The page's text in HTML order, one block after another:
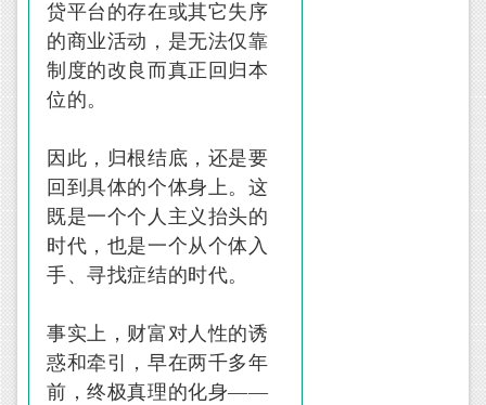
贷平台的存在或其它失序
的商业活动，是无法仅靠
制度的改良而真正回归本
位的。
因此，归根结底，还是要
回到具体的个体身上。这
既是一个个人主义抬头的
时代，也是一个从个体入
手、寻找症结的时代。
事实上，财富对人性的诱
惑和牵引，早在两千多年
前，终极真理的化身——